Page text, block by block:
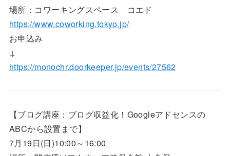
場所：コワーキングスペース コエド
https://www.coworking.tokyo.jp/
お申込み
↓
https://monochr.doorkeeper.jp/events/27562
【ブログ講座：ブログ収益化！Googleアドセンスの
ABCから設置まで】
7月19日(日)10:00～16:00